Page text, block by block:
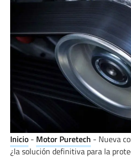
Inicio - Motor Puretech - Nueva
¿la solución definitiva para la